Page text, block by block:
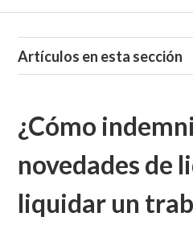
Artículos en esta sección
¿Cómo
novedades de
liquidar un